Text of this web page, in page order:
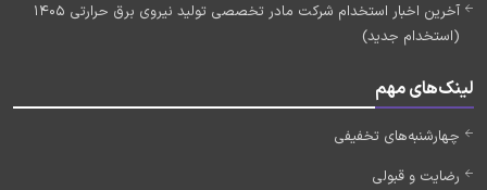
آخرین اخبار استخدام شرکت مادر تخصصی تولید نیروی برق حرارتی 1405
(استخدام جدید)
لینک‌های مهم
چهارشنبه‌های تخفیفی
رضایت و قبولی